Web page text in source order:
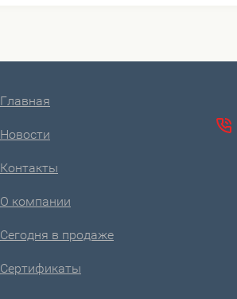
Главная
Новости
Контакты
О компании
Сегодня в продаже
Сертификаты